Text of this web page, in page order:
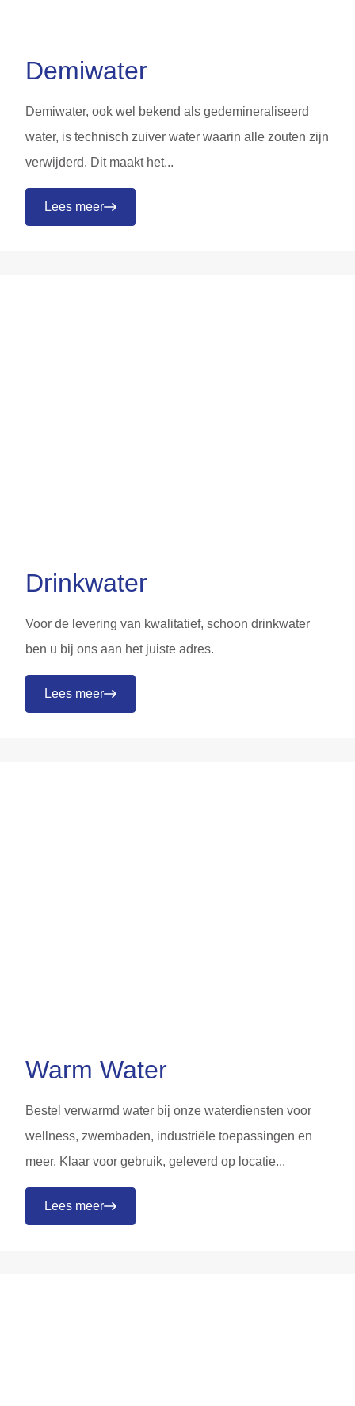
Demiwater
Demiwater, ook wel bekend als gedemineraliseerd
water, is technisch zuiver water waarin alle zouten zijn
verwijderd. Dit maakt het...
Lees meer
Drinkwater
Voor de levering van kwalitatief, schoon drinkwater
ben u bij ons aan het juiste adres.
Lees meer
Warm Water
Bestel verwarmd water bij onze waterdiensten voor
wellness, zwembaden, industriële toepassingen en
meer. Klaar voor gebruik, geleverd op locatie...
Lees meer